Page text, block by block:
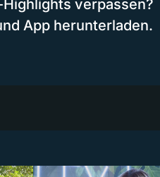
verpassen?
App herunterladen.